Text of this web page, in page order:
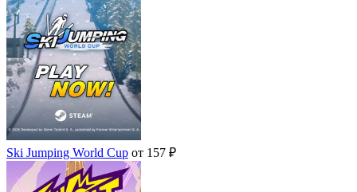
Ski Jumping World Cup от 157 ₽